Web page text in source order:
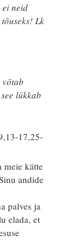
neid
Lk
lükkab
17,25-
meie kätte
andide
palves ja
elada, et